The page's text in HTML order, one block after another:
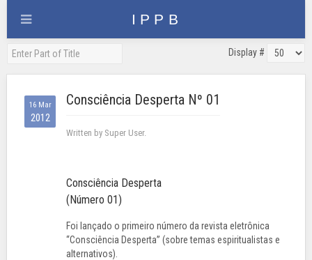
Display #
16 Mar
2012
Consciência Desperta Nº 01
Written by Super User.
Consciência Desperta
(Número 01)
Foi lançado o primeiro número da revista eletrônica
“Consciência Desperta” (sobre temas espiritualistas e
alternativos).